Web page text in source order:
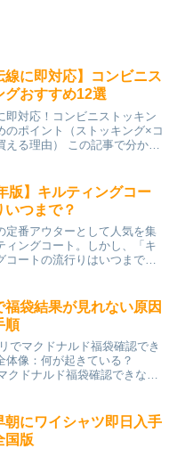
線に即対応】コンビニス
グおすすめ12選
即対応！コンビニストッキン
のポイント（ストッキング×コ
える理由） この記事で分かる
ストッキングが伝線すると、
ますよね...
版】キルティングコー
いつまで？
定番アウターとして人気を集
ィングコート。しかし、「キ
コートの流行りはいつまで続
代以上の大人世代は、流行に
ぎず長く着られ...
福袋結果が見れない原因
順
でマクドナルド福袋確認でき
体像：何が起きている？
クドナルド福袋確認できな
ラーになるといったトラブル
います。日...
朝にワイシャツ即日入手
国版